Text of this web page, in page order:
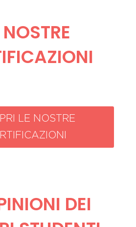
NOSTRE
LE NOSTRE
DEI